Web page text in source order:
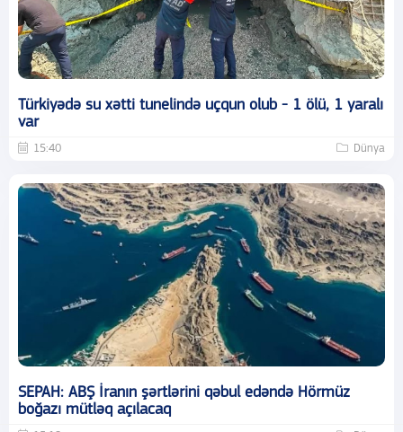
Türkiyədə su xətti tunelində uçqun olub - 1 ölü, 1 yaralı
var
15:40 Dünya
SEPAH: ABŞ İranın şərtlərini qəbul edəndə Hörmüz
boğazı mütləq açılacaq